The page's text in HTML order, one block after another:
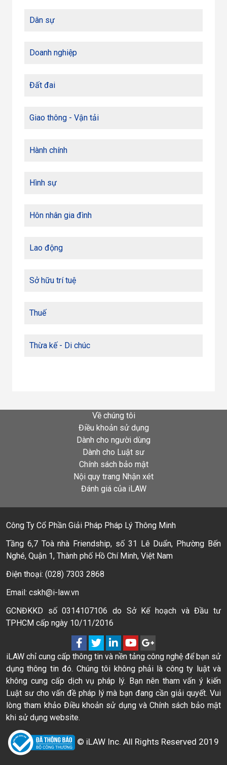
Dân sự
Doanh nghiệp
Đất đai
Giao thông - Vận tải
Hành chính
Hình sự
Hôn nhân gia đình
Lao động
Sở hữu trí tuệ
Thuế
Thừa kế - Di chúc
Về chúng tôi
Điều khoản sử dụng
Dành cho người dùng
Dành cho Luật sư
Chính sách bảo mật
Nội quy trang Nhận xét
Đánh giá của iLAW
Công Ty Cổ Phần Giải Pháp Pháp Lý Thông Minh
Tầng 6,7 Toà nhà Friendship, số 31 Lê Duẩn, Phường Bến
Nghé, Quận 1, Thành phố Hồ Chí Minh, Việt Nam
Điện thoại: (028) 7303 2868
Email: cskh@i-law.vn
GCNĐKKD số 0314107106 do Sở Kế hoạch và Đầu tư
TPHCM cấp ngày 10/11/2016
iLAW chỉ cung cấp thông tin và nền tảng công nghệ để bạn sử
dụng thông tin đó. Chúng tôi không phải là công ty luật và
không cung cấp dịch vụ pháp lý. Bạn nên tham vấn ý kiến
Luật sư cho vấn đề pháp lý mà bạn đang cần giải quyết. Vui
lòng tham khảo Điều khoản sử dụng và Chính sách bảo mật
khi sử dụng website.
© iLAW Inc. All Rights Reserved 2019